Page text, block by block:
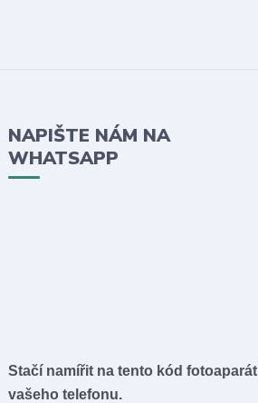
NAPIŠTE NÁM NA
WHATSAPP
Stačí namířit na tento kód fotoaparát
vašeho telefonu.